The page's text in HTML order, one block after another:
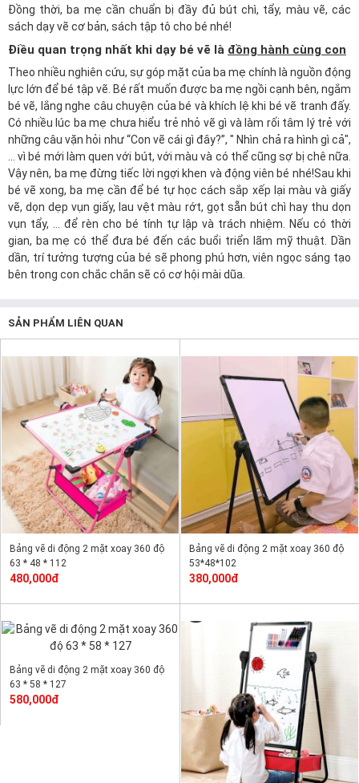
Đồng thời, ba mẹ cần chuẩn bị đầy đủ bút chì, tẩy, màu vẽ, các
sách dạy vẽ cơ bản, sách tập tô cho bé nhé!
Điều quan trọng nhất khi dạy bé vẽ là đồng hành cùng con
Theo nhiều nghiên cứu, sự góp mặt của ba mẹ chính là nguồn động
lực lớn để bé tập vẽ. Bé rất muốn được ba mẹ ngồi cạnh bên, ngắm
bé vẽ, lắng nghe câu chuyện của bé và khích lệ khi bé vẽ tranh đấy.
Có nhiều lúc ba mẹ chưa hiểu trẻ nhỏ vẽ gì và làm rối tâm lý trẻ với
những câu vặn hỏi như “Con vẽ cái gì đây?”, " Nhìn chả ra hình gì cả",
... vì bé mới làm quen với bút, với màu và có thể cũng sợ bị chê nữa.
Vậy nên, ba mẹ đừng tiếc lời ngợi khen và động viên bé nhé!Sau khi
bé vẽ xong, ba mẹ cần để bé tự học cách sắp xếp lại màu và giấy
vẽ, dọn dẹp vụn giấy, lau vệt màu rớt, gọt sẵn bút chì hay thu dọn
vụn tẩy, … để rèn cho bé tính tự lập và trách nhiệm. Nếu có thời
gian, ba mẹ có thể đưa bé đến các buổi triển lãm mỹ thuật. Dần
dần, trí tưởng tượng của bé sẽ phong phú hơn, viên ngọc sáng tạo
bên trong con chắc chắn sẽ có cơ hội mài dũa.
SẢN PHẨM LIÊN QUAN
Bảng vẽ di động 2 mặt xoay 360 độ
63 * 48 * 112
480,000đ
Bảng vẽ di động 2 mặt xoay 360 độ
53*48*102
380,000đ
Bảng vẽ di động 2 mặt xoay 360 độ
63 * 58 * 127
580,000đ